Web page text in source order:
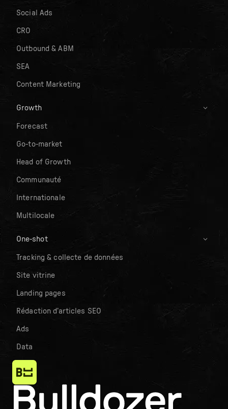
Social Ads
CRO
Outbound & ABM
SEA
Content Marketing
Growth
Forecast
Go-to-market
Head of Growth
Communauté
Internationale
Multilocale
One-shot
Tracking & collecte de données
Site vitrine
Landing pages
Rédaction d’articles SEO
Ads
Data